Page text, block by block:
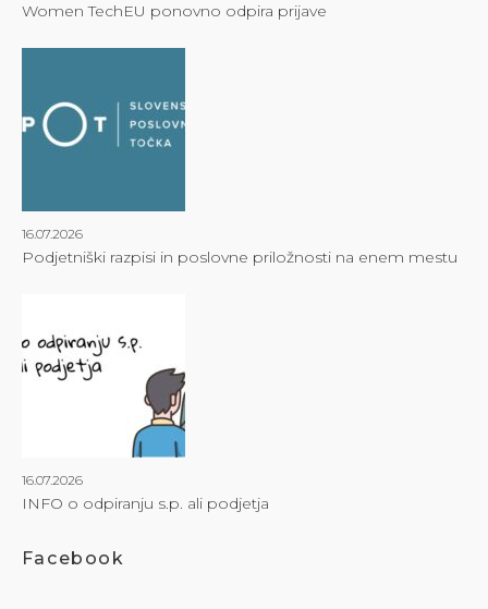
Women TechEU ponovno odpira prijave
16.07.2026
Podjetniški razpisi in poslovne priložnosti na enem mestu
16.07.2026
INFO o odpiranju s.p. ali podjetja
Facebook